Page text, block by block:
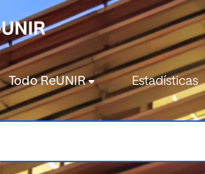
Todo ReUNIR Estadísticas